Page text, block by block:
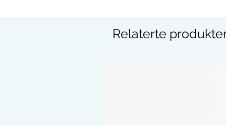
Relaterte